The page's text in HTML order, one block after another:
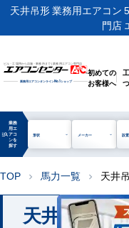
天井吊形 業務用エアコン
門店
ビル・工場用から店舗・事務所まで | 業務用エアコン専門店
業務用エアコンオンラインNo.1ショップ
初めての
お客様へ
manage_search
業務
用エ
アコ
ンを
探す
形状 メーカー 設
TOP chevron_right 馬力一覧 chevron_right 天井
天井吊形 業